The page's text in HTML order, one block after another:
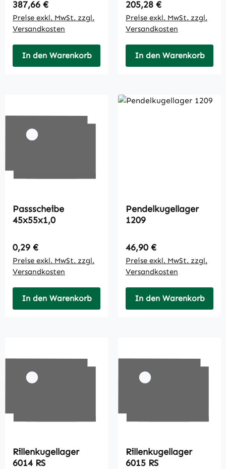
Regulärer Preis:
387,66 €
Preise exkl. MwSt. zzgl.
Versandkosten
In den Warenkorb
Regulärer Preis:
205,28 €
Preise exkl. MwSt. zzgl.
Versandkosten
In den Warenkorb
Passscheibe
45x55x1,0
Regulärer Preis:
0,29 €
Preise exkl. MwSt. zzgl.
Versandkosten
In den Warenkorb
Pendelkugellager
1209
Regulärer Preis:
46,90 €
Preise exkl. MwSt. zzgl.
Versandkosten
In den Warenkorb
Rillenkugellager
6014 RS
Rillenkugellager
6015 RS